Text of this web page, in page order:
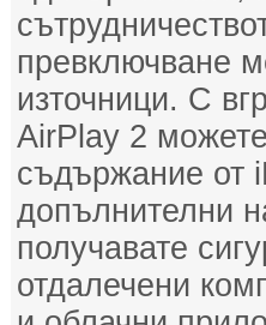
превключване
източници. С
AirPlay 2
съдържание от
допълнителни
получавате
отдалечени